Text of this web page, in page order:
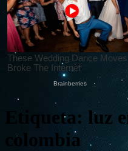
Etiqueta: luz
colombia